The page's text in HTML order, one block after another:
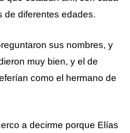
de diferentes edades.
sus nombres, y
muy bien, y el de
como el hermano de
a decirme porque Elías